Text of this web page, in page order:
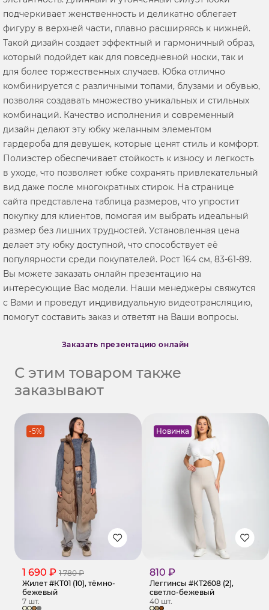
подчеркивает женственность и деликатно облегает
фигуру в верхней части, плавно расширяясь к нижней.
Такой дизайн создает эффектный и гармоничный образ,
который подойдет как для повседневной носки, так и
для более торжественных случаев. Юбка отлично
комбинируется с различными топами, блузами и обувью,
позволяя создавать множество уникальных и стильных
комбинаций. Качество исполнения и современный
дизайн делают эту юбку желанным элементом
гардероба для девушек, которые ценят стиль и комфорт.
Полиэстер обеспечивает стойкость к износу и легкость
в уходе, что позволяет юбке сохранять привлекательный
вид даже после многократных стирок. На странице
сайта представлена таблица размеров, что упростит
покупку для клиентов, помогая им выбрать идеальный
размер без лишних трудностей. Установленная цена
делает эту юбку доступной, что способствует её
популярности среди покупателей. Рост 164 см, 83-61-89.
Вы можете заказать онлайн презентацию на
интересующие Вас модели. Наши менеджеры свяжутся
с Вами и проведут индивидуальную видеотрансляцию,
помогут составить заказ и ответят на Ваши вопросы.
Заказать презентацию онлайн
С этим товаром также
заказывают
-5%
1 690 ₽ 1 780 ₽
Жилет #КТ01 (10), тёмно-
бежевый
7 шт.
Новинка
810 ₽
Леггинсы #КТ2608 (2),
светло-бежевый
40 шт.